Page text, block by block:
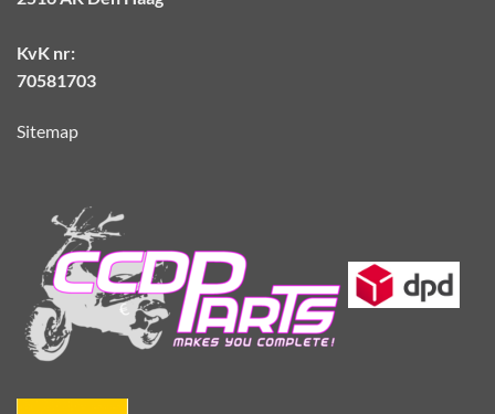
KvK nr:
70581703
Sitemap